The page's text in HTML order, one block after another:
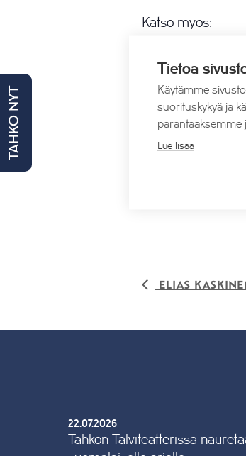
TAHKO NYT
Katso myös:
Syysloma
Varaa
Elias
22.07.2026
Tahkon Talviteatterissa
Tietoa
Käytämme
suorituskykyä ja
parantaaksemme
Lue lisää